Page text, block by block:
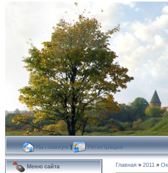
На главную| Регистрация
Меню сайта Главная » 2011 »